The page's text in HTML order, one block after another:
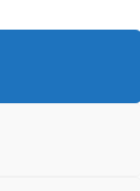
de Presse -